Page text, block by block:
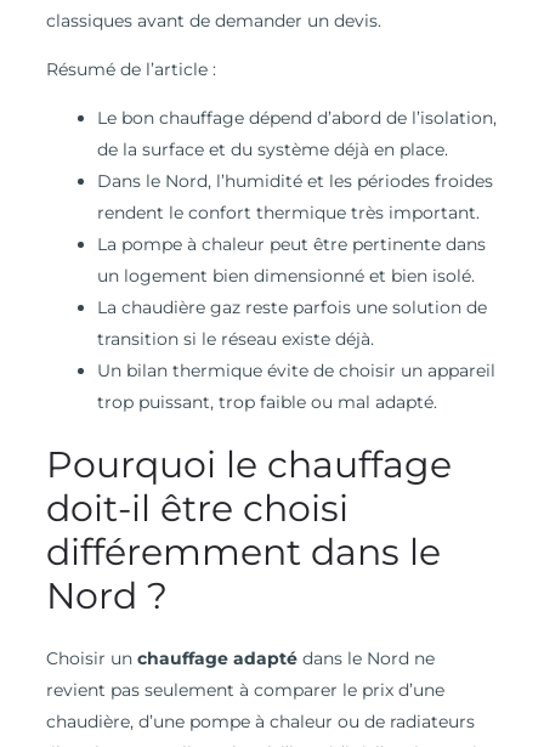
classiques avant de demander un devis.
Résumé de l’article :
Le bon chauffage dépend d’abord de l’isolation,
de la surface et du système déjà en place.
Dans le Nord, l’humidité et les périodes froides
rendent le confort thermique très important.
La pompe à chaleur peut être pertinente dans
un logement bien dimensionné et bien isolé.
La chaudière gaz reste parfois une solution de
transition si le réseau existe déjà.
Un bilan thermique évite de choisir un appareil
trop puissant, trop faible ou mal adapté.
Pourquoi le chauffage
doit-il être choisi
différemment dans le
Nord ?
Choisir un chauffage adaptédans le Nord ne
revient pas seulement à comparer le prix d’une
chaudière, d’une pompe à chaleur ou de radiateurs